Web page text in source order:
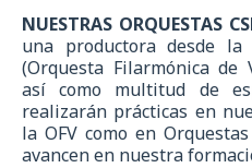
NUESTRAS ORQUESTAS
una productora desde
(Orquesta Filarmónica de
así como multitud de
realizarán prácticas en
la OFV como en
avancen en nuestra